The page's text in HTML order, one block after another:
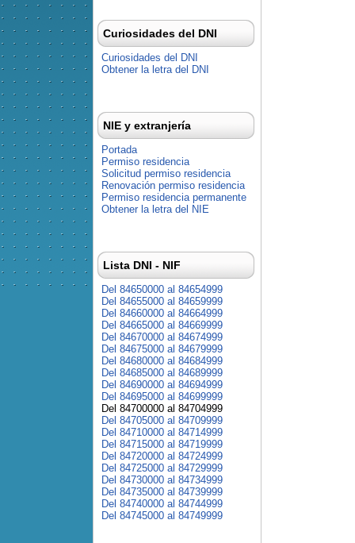
Curiosidades del DNI
Curiosidades del DNI
Obtener la letra del DNI
NIE y extranjería
Portada
Permiso residencia
Solicitud permiso residencia
Renovación permiso residencia
Permiso residencia permanente
Obtener la letra del NIE
Lista DNI - NIF
Del 84650000 al 84654999
Del 84655000 al 84659999
Del 84660000 al 84664999
Del 84665000 al 84669999
Del 84670000 al 84674999
Del 84675000 al 84679999
Del 84680000 al 84684999
Del 84685000 al 84689999
Del 84690000 al 84694999
Del 84695000 al 84699999
Del 84700000 al 84704999
Del 84705000 al 84709999
Del 84710000 al 84714999
Del 84715000 al 84719999
Del 84720000 al 84724999
Del 84725000 al 84729999
Del 84730000 al 84734999
Del 84735000 al 84739999
Del 84740000 al 84744999
Del 84745000 al 84749999